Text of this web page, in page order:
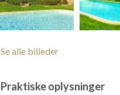
Se alle billeder
Praktiske oplysninger